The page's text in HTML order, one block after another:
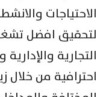
الاحتياجات
لتحقيق افضل
التجارية
احترافية من خلال